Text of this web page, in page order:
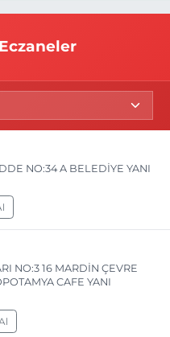
NO:34 A BELEDİYE YANI
NO:3 16 MARDİN ÇEVRE
CAFE YANI